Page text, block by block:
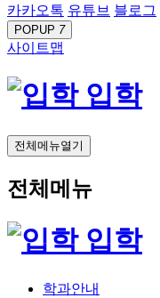
카카오톡 유튜브 블로그
POPUP 7
사이트맵
입학
전체메뉴열기
전체메뉴
입학
학과안내